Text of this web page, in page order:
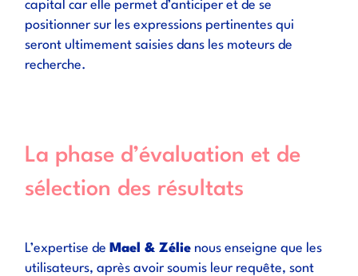
capital car elle permet d’anticiper et de se
positionner sur les expressions pertinentes qui
seront ultimement saisies dans les moteurs de
recherche.
La phase d’évaluation et de
sélection des résultats
L’expertise de Mael & Zélie nous enseigne que les
utilisateurs, après avoir soumis leur requête, sont